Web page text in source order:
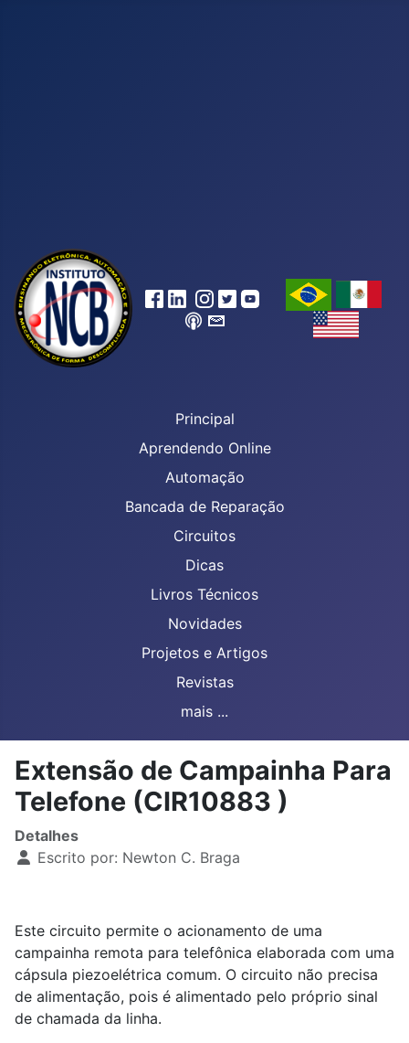
Principal
Aprendendo Online
Automação
Bancada de Reparação
Circuitos
Dicas
Livros Técnicos
Novidades
Projetos e Artigos
Revistas
mais ...
Extensão de Campainha Para
Telefone (CIR10883 )
Detalhes
Escrito por: Newton C. Braga
Este circuito permite o acionamento de uma
campainha remota para telefônica elaborada com uma
cápsula piezoelétrica comum. O circuito não precisa
de alimentação, pois é alimentado pelo próprio sinal
de chamada da linha.